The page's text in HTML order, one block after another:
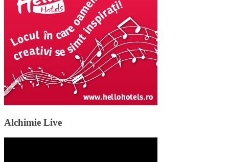
Alchimie Live